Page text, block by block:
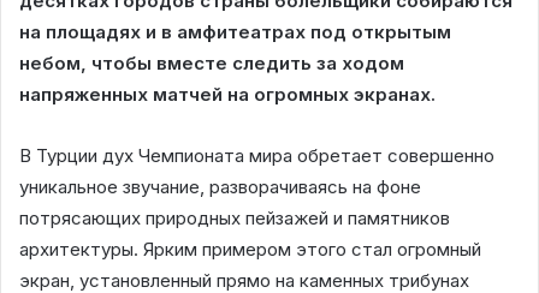
на площадях и в амфитеатрах под открытым
небом, чтобы вместе следить за ходом
напряженных матчей на огромных экранах.
В Турции дух Чемпионата мира обретает совершенно
уникальное звучание, разворачиваясь на фоне
потрясающих природных пейзажей и памятников
архитектуры. Ярким примером этого стал огромный
экран, установленный прямо на каменных трибунах